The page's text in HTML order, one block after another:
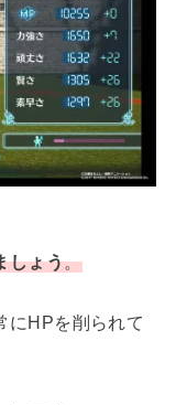
しょう。
にHPを削られて